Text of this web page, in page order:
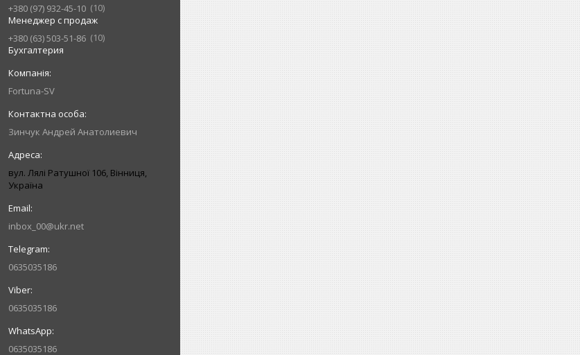
+380 (97) 932-45-10
10
Менеджер с продаж
+380 (63) 503-51-86
10
Бухгалтерия
Fortuna-SV
Зинчук Андрей Анатолиевич
вул. Лялі Ратушної 106, Вінниця,
Україна
inbox_00@ukr.net
0635035186
0635035186
0635035186